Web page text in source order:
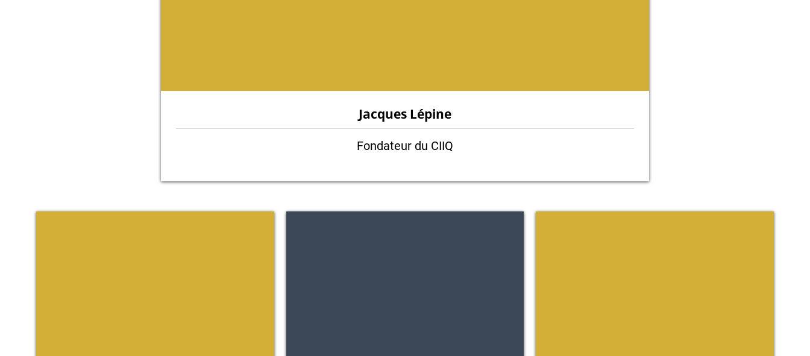
Jacques Lépine
Fondateur du CIIQ